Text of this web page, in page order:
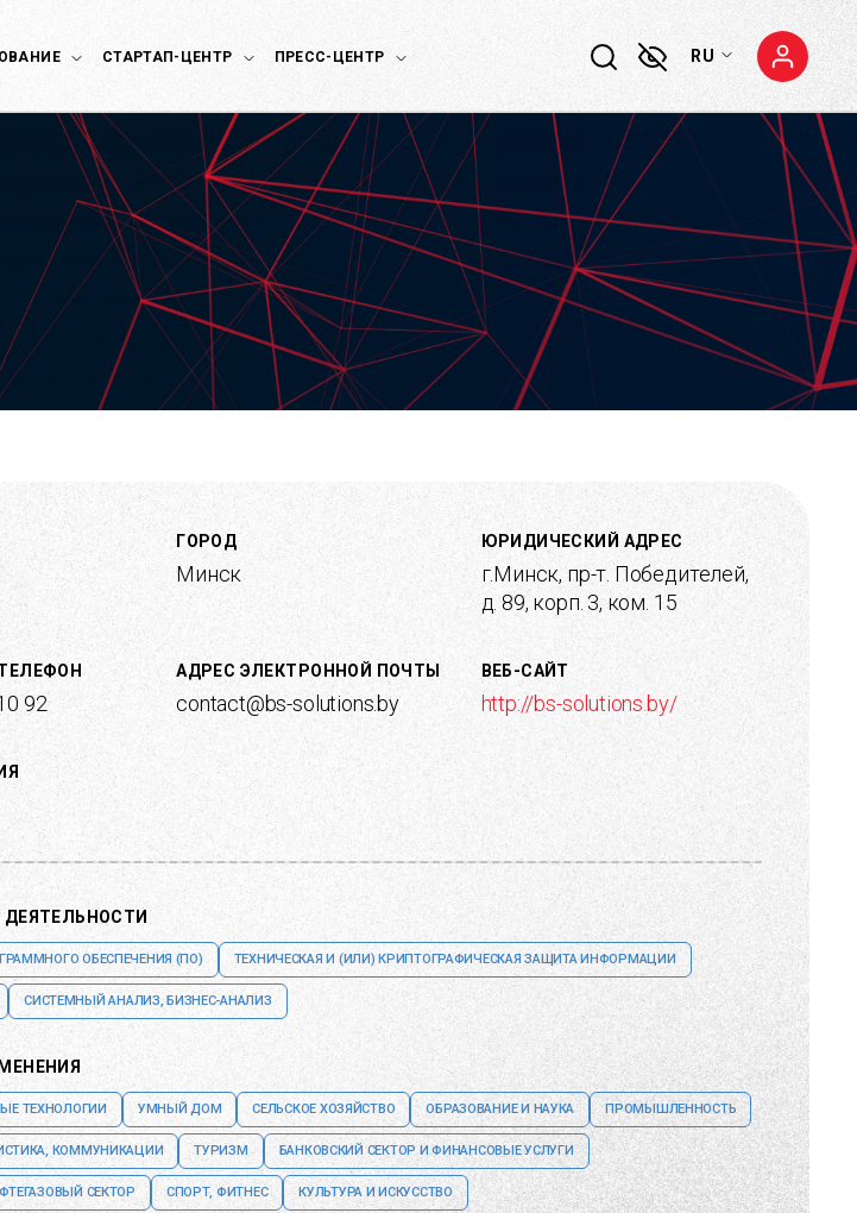
СТАРТАП-ЦЕНТР ПРЕСС-ЦЕНТР RU
ГОРОД
Минск
ЮРИДИЧЕСКИЙ АДРЕС
г.Минск, пр-т. Победителей,
д. 89, корп. 3, ком. 15
92
АДРЕС ЭЛЕКТРОННОЙ ПОЧТЫ
contact@bs-solutions.by
ВЕБ-САЙТ
http://bs-solutions.by/
ДЕЯТЕЛЬНОСТИ
ОБЕСПЕЧЕНИЯ (ПО) ТЕХНИЧЕСКАЯ И (ИЛИ) КРИПТОГРАФИЧЕСКАЯ ЗАЩИТА ИНФОРМАЦИИ
СИСТЕМНЫЙ АНАЛИЗ, БИЗНЕС-АНАЛИЗ
ТЕХНОЛОГИИ УМНЫЙ ДОМ СЕЛЬСКОЕ ХОЗЯЙСТВО ОБРАЗОВАНИЕ И НАУКА ПРОМЫШЛЕННОСТЬ
КОММУНИКАЦИИ ТУРИЗМ БАНКОВСКИЙ СЕКТОР И ФИНАНСОВЫЕ УСЛУГИ
СЕКТОР СПОРТ, ФИТНЕС КУЛЬТУРА И ИСКУССТВО